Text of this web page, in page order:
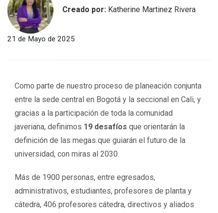
Creado por: Katherine Martinez Rivera
21 de Mayo de 2025
Como parte de nuestro proceso de planeación conjunta
entre la sede central en Bogotá y la seccional en Cali, y
gracias a la participación de toda la comunidad
javeriana, definimos 19 desafíos que orientarán la
definición de las megas que guiarán el futuro de la
universidad, con miras al 2030.
Más de 1900 personas, entre egresados,
administrativos, estudiantes, profesores de planta y
cátedra, 406 profesores cátedra, directivos y aliados